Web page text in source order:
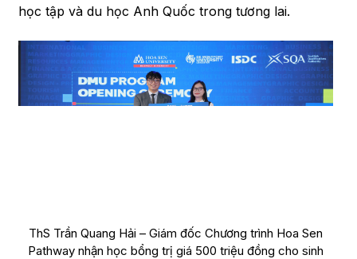
học tập và du học Anh Quốc trong tương lai.
ThS Trần Quang Hải – Giám đốc Chương trình Hoa Sen
Pathway nhận học bổng trị giá 500 triệu đồng cho sinh